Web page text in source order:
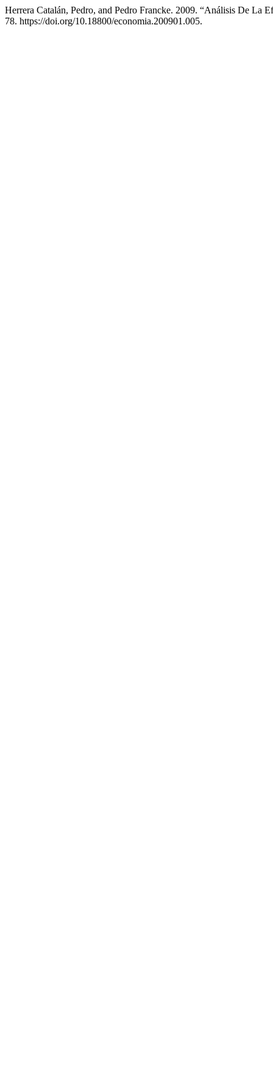
Herrera Catalán, Pedro, and Pedro Francke. 2009. “Análisis De La
78. https://doi.org/10.18800/economia.200901.005.